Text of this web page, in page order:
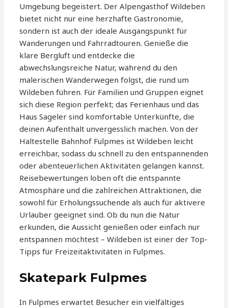
Umgebung begeistert. Der Alpengasthof Wildeben
bietet nicht nur eine herzhafte Gastronomie,
sondern ist auch der ideale Ausgangspunkt für
Wanderungen und Fahrradtouren. Genieße die
klare Bergluft und entdecke die
abwechslungsreiche Natur, während du den
malerischen Wanderwegen folgst, die rund um
Wildeben führen. Für Familien und Gruppen eignet
sich diese Region perfekt; das Ferienhaus und das
Haus Sageler sind komfortable Unterkünfte, die
deinen Aufenthalt unvergesslich machen. Von der
Haltestelle Bahnhof Fulpmes ist Wildeben leicht
erreichbar, sodass du schnell zu den entspannenden
oder abenteuerlichen Aktivitäten gelangen kannst.
Reisebewertungen loben oft die entspannte
Atmosphäre und die zahlreichen Attraktionen, die
sowohl für Erholungssuchende als auch für aktivere
Urlauber geeignet sind. Ob du nun die Natur
erkunden, die Aussicht genießen oder einfach nur
entspannen möchtest – Wildeben ist einer der Top-
Tipps für Freizeitaktivitäten in Fulpmes.
Skatepark Fulpmes
In Fulpmes erwartet Besucher ein vielfältiges